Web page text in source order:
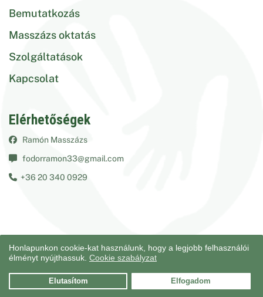
Honlapunkon cookie-kat használunk, hogy a legjobb felhasználói
élményt nyújthassuk. Cookie szabályzat
Elutasítom Elfogadom
Bemutatkozás
Masszázs oktatás
Szolgáltatások
Kapcsolat
Elérhetőségek
Ramón Masszázs
fodorramon33@gmail.com
+36 20 340 0929